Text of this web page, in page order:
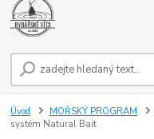
Úvod MOŘSKÝ PROGRAM
systém Natural Bait